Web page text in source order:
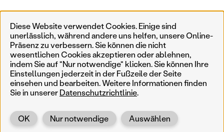
Zurück
Diese Website verwendet Cookies. Einige sind
unerlässlich, während andere uns helfen, unsere Online-
Präsenz zu verbessern. Sie können die nicht
wesentlichen Cookies akzeptieren oder ablehnen,
indem Sie auf "Nur notwendige" klicken. Sie können Ihre
Einstellungen jederzeit in der Fußzeile der Seite
einsehen und bearbeiten. Weitere Informationen finden
Sie in unsererDatenschutzrichtlinie.
Auswählen
Nur notwendige
OK